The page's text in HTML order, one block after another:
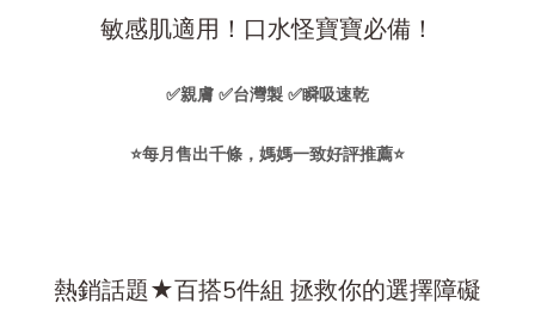
敏感肌適用！口水怪寶寶必備！
✅親膚 ✅台灣製 ✅瞬吸速乾
⭐每月售出千條，媽媽一致好評推薦⭐
熱銷話題★百搭5件組 拯救你的選擇障礙